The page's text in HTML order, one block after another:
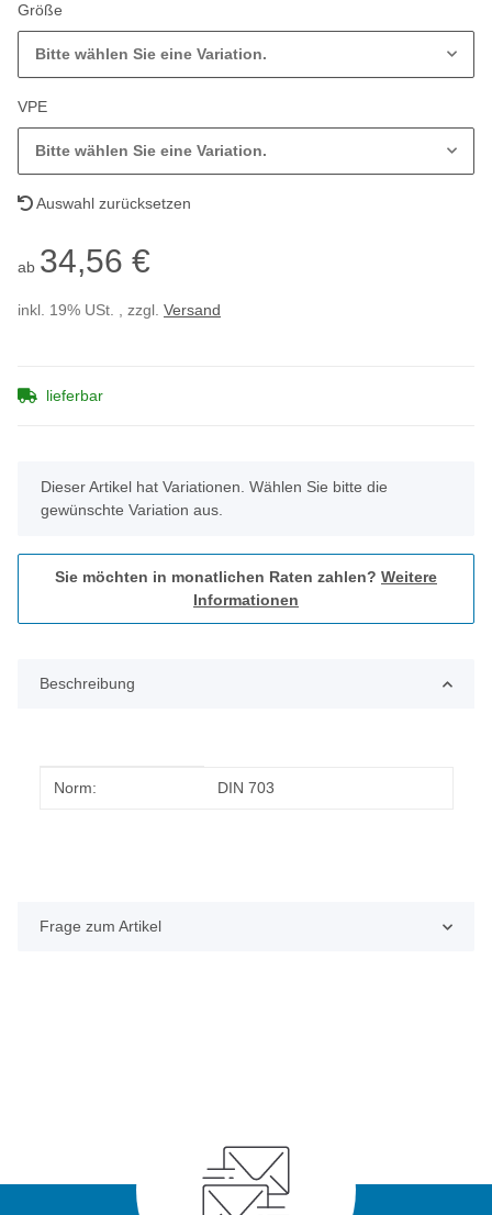
Größe
Bitte wählen Sie eine Variation.
VPE
Bitte wählen Sie eine Variation.
Auswahl zurücksetzen
ab 34,56 €
inkl. 19% USt. , zzgl. Versand
lieferbar
x
Dieser Artikel hat Variationen. Wählen Sie bitte die
gewünschte Variation aus.
Sie möchten in monatlichen Raten zahlen? Weitere
Informationen
Beschreibung
Produkteigenschaft
Wert
Norm: DIN 703
Frage zum Artikel